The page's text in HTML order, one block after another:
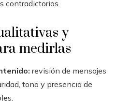
contradictorios.
y
medirlas
revisión de mensajes
tono y presencia de